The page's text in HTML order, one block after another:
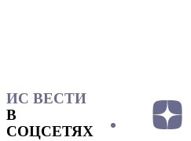
ИС ВЕСТИ
В
СОЦСЕТЯХ